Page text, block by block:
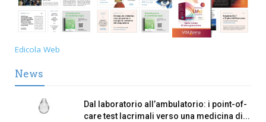
Edicola Web
News
Dal laboratorio all’ambulatorio: i point-of-
care test lacrimali verso una medicina di...